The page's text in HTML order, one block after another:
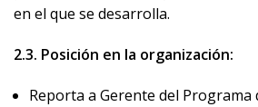
en el que se desarrolla.
2.3. Posición en la organización:
Reporta a Gerente del Programa